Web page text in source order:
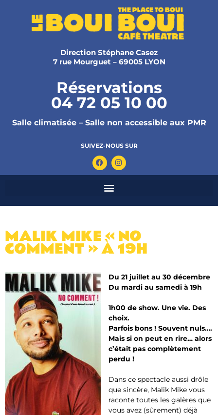
Direction Stéphane Casez
7 rue Mourguet – 69005 LYON
Réservations
04 72 05 10 00
Salle climatisée – Salle non accessible aux PMR
SUIVEZ-NOUS SUR
MALIK MIKE « NO
COMMENT » À 19H
Du 21 juillet au 30 décembre
Du mardi au samedi à 19h
1h00 de show. Une vie. Des
choix.
Parfois bons ! Souvent nuls….
Mais si on peut en rire… alors
c’était pas complètement
perdu !
Dans ce spectacle aussi drôle
que sincère, Malik Mike vous
raconte toutes les galères que
vous avez (sûrement) déjà